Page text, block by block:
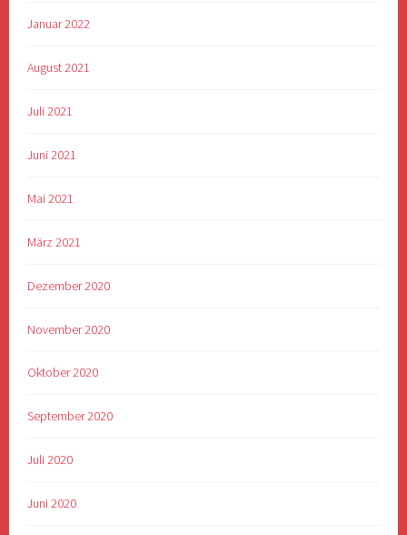
Januar 2022
August 2021
Juli 2021
Juni 2021
Mai 2021
März 2021
Dezember 2020
November 2020
Oktober 2020
September 2020
Juli 2020
Juni 2020